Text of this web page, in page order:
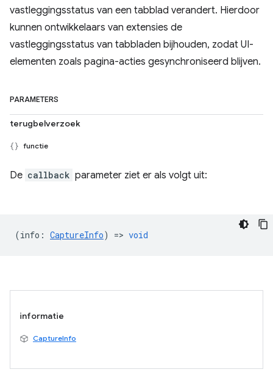
vastleggingsstatus van een tabblad verandert. Hierdoor
kunnen ontwikkelaars van extensies de
vastleggingsstatus van tabbladen bijhouden, zodat UI-
elementen zoals pagina-acties gesynchroniseerd blijven.
PARAMETERS
terugbelverzoek
functie
De callback parameter ziet er als volgt uit:
(info : CaptureInfo) => void
informatie
CaptureInfo